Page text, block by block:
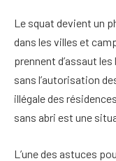
Le squat devient un
dans les villes et
prennent d’assaut
sans l’autorisation
illégale des
sans abri est une
L’une des astuces